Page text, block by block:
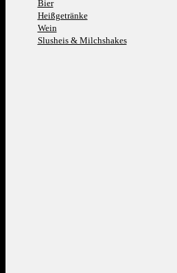
Bier
Heißgetränke
Wein
Slusheis & Milchshakes